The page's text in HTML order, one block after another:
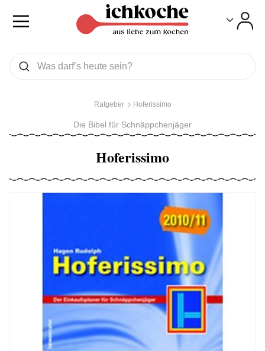
Was wollen Sie suchen
Suchen
Ratgeber Hoferissimo
Die Bibel für Schnäppchenjäger
Hoferissimo